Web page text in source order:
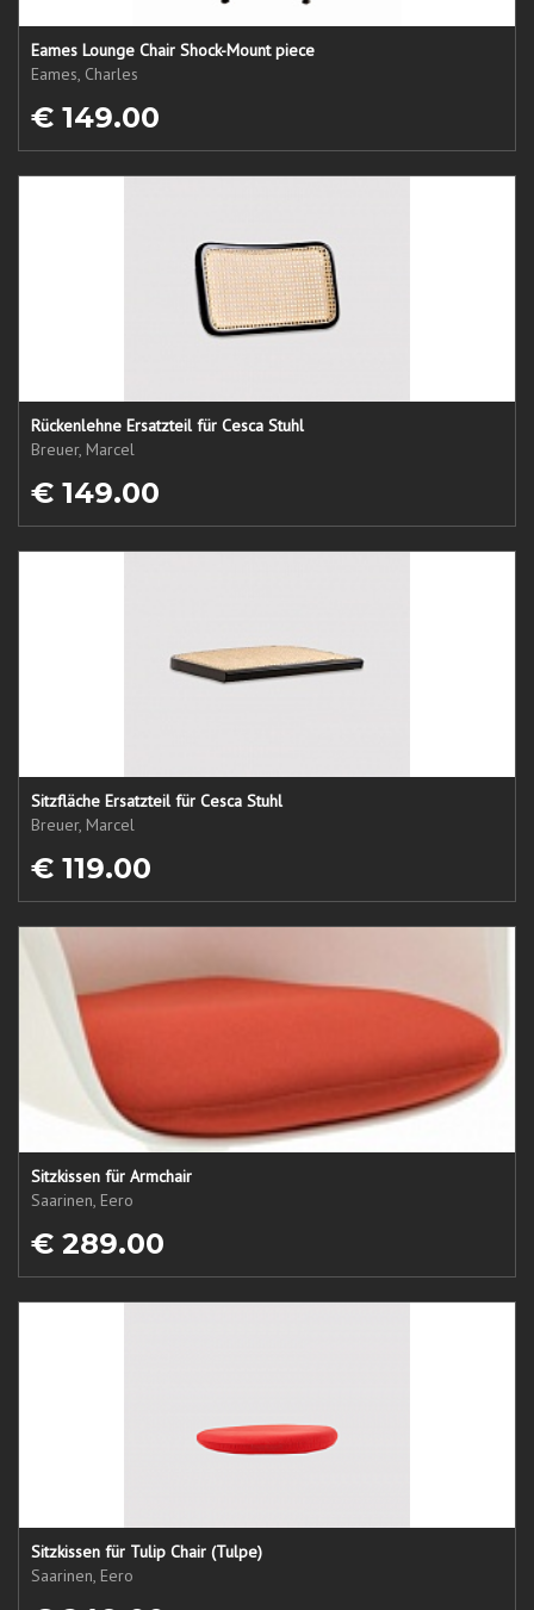
Eames Lounge Chair Shock-Mount piece
Eames, Charles
€ 149.00
Rückenlehne Ersatzteil für Cesca Stuhl
Breuer, Marcel
€ 149.00
Sitzfläche Ersatzteil für Cesca Stuhl
Breuer, Marcel
€ 119.00
Sitzkissen für Armchair
Saarinen, Eero
€ 289.00
Sitzkissen für Tulip Chair (Tulpe)
Saarinen, Eero